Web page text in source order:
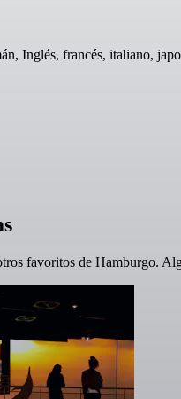
Inglés, francés, italiano,
favoritos de Hamburgo.